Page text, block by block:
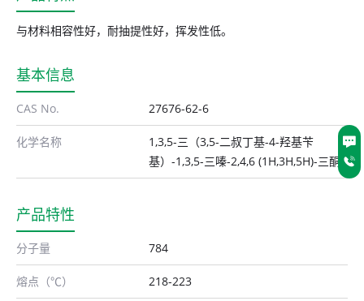
与材料相容性好，耐抽提性好，挥发性低。
基本信息
CAS No. 27676-62-6
化学名称
1,3,5-三（3,5-二叔丁基-4-羟基苄
基）-1,3,5-三嗪-2,4,6 (1H,3H,5H)-三酮
产品特性
分子量 784
熔点（℃） 218-223